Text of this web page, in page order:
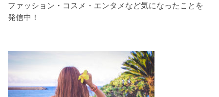
ファッション・コスメ・エンタメなど気になったことを
発信中！